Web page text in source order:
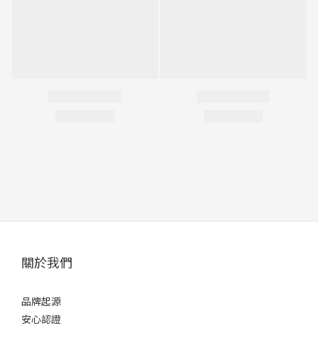
關於我們
品牌起源
安心認證